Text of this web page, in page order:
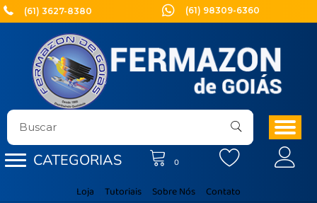
Ir
para
conteúdo
(61) 3627-8380 (61) 98309-6360
CATEGORIAS 0
Loja Tutoriais Sobre Nós Contato